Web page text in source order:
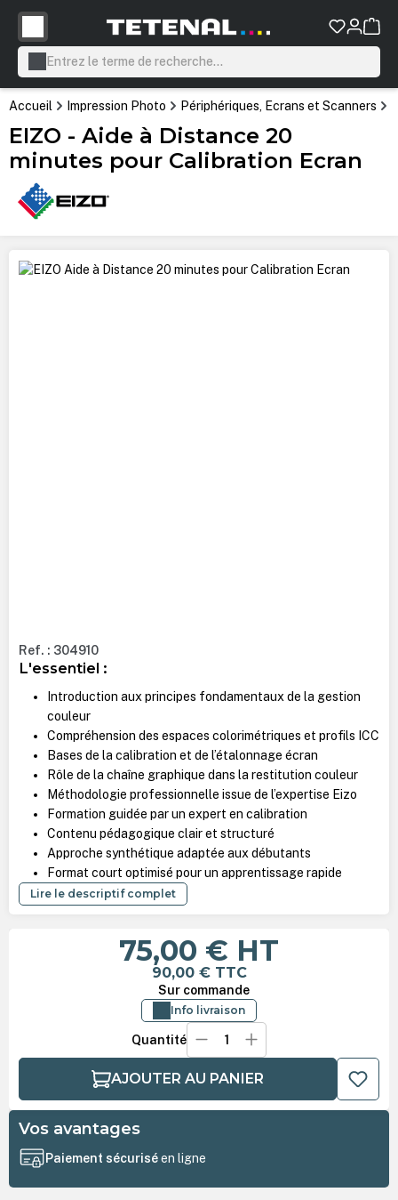
principal
Accueil Impression Photo Périphériques, Ecrans et Scanners
EIZO - Aide à Distance 20
minutes pour Calibration Ecran
Ignorer la galerie d'images
Ref. : 304910
L'essentiel :
Introduction aux principes fondamentaux de la gestion
couleur
Compréhension des espaces colorimétriques et profils ICC
Bases de la calibration et de l’étalonnage écran
Rôle de la chaîne graphique dans la restitution couleur
Méthodologie professionnelle issue de l’expertise Eizo
Formation guidée par un expert en calibration
Contenu pédagogique clair et structuré
Approche synthétique adaptée aux débutants
Format court optimisé pour un apprentissage rapide
Lire le descriptif complet
75,00 € HT
90,00 € TTC
Sur commande
Info livraison
Quantité
AJOUTER AU PANIER
Vos avantages
Paiement sécuriséen ligne